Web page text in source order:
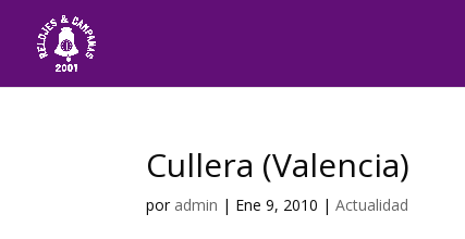
Cullera (Valencia)
por admin | Ene 9, 2010 |Actualidad